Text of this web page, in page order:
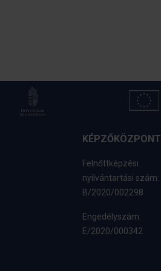
KÉPZŐKÖZPONT
Felnőttképzési
nyilvántartási szám:
B/2020/002298
Engedélyszám:
E/2020/000342